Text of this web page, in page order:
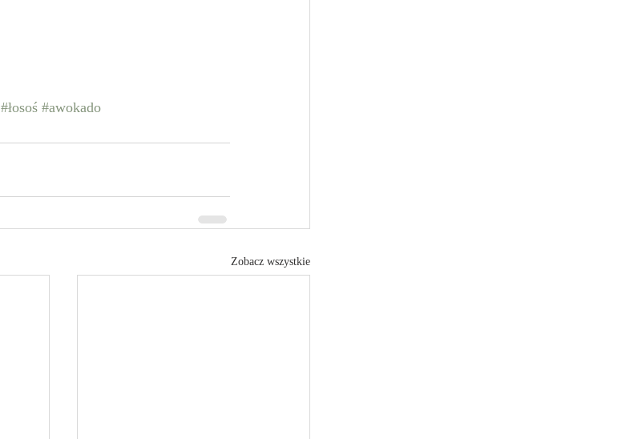
#łosoś #awokado
Zobacz wszystkie